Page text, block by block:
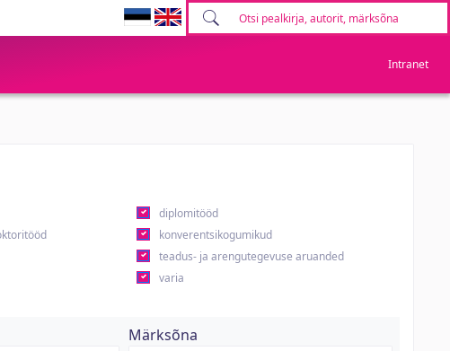
Intranet
diplomitööd
konverentsikogumikud
teadus- ja arengutegevuse aruanded
varia
Märksõna